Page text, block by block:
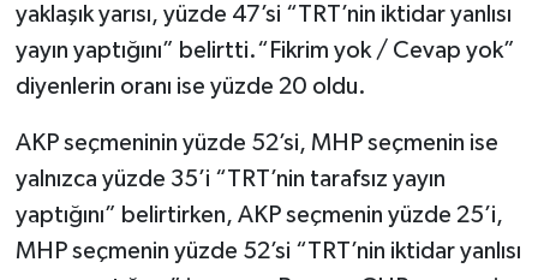
yaklaşık yarısı, yüzde 47’si “TRT’nin iktidar yanlısı
yayın yaptığını” belirtti.“Fikrim yok / Cevap yok”
diyenlerin oranı ise yüzde 20 oldu.
AKP seçmeninin yüzde 52’si, MHP seçmenin ise
yalnızca yüzde 35’i “TRT’nin tarafsız yayın
yaptığını” belirtirken, AKP seçmenin yüzde 25’i,
MHP seçmenin yüzde 52’si “TRT’nin iktidar yanlısı